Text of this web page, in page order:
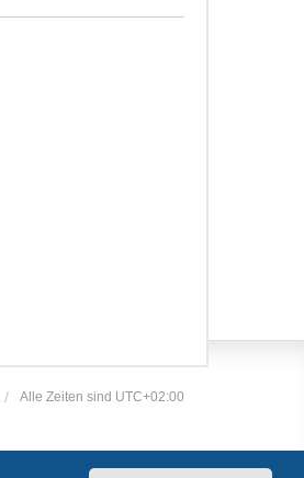
Alle Zeiten sind UTC+02:00